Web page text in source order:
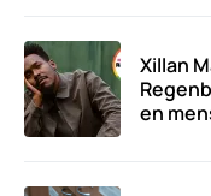
Xillan
en